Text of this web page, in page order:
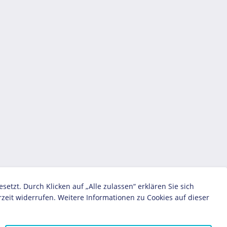
Durch Klicken auf „Alle zulassen“ erklären Sie sich
widerrufen. Weitere Informationen zu Cookies auf dieser